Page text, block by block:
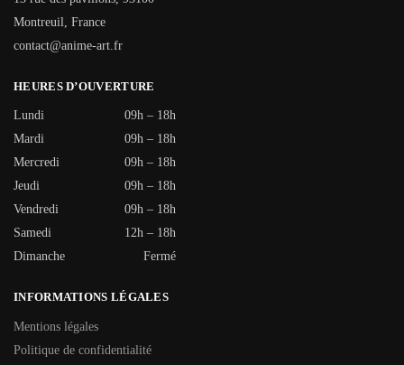
Montreuil, France
contact@anime-art.fr
HEURES D’OUVERTURE
Lundi
09h – 18h
Mardi
09h – 18h
Mercredi
09h – 18h
Jeudi
09h – 18h
Vendredi
09h – 18h
Samedi
12h – 18h
Dimanche
Fermé
INFORMATIONS LÉGALES
Mentions légales
Politique de confidentialité